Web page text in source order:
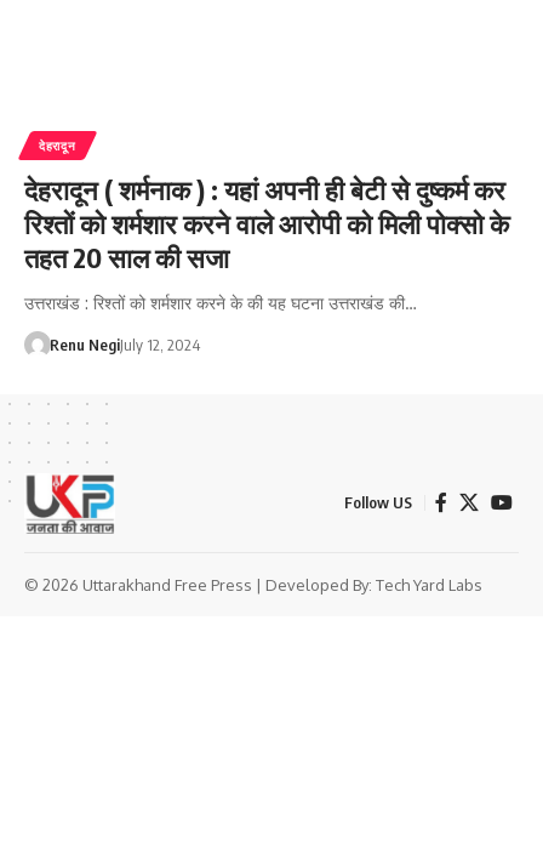
देहरादून
देहरादून ( शर्मनाक ) : यहां अपनी ही बेटी से दुष्कर्म कर
रिश्तों को शर्मशार करने वाले आरोपी को मिली पोक्सो के
तहत 20 साल की सजा
उत्तराखंड : रिश्तों को शर्मशार करने के की यह घटना उत्तराखंड की…
Renu NegiJuly 12, 2024
Follow US
© 2026 Uttarakhand Free Press | Developed By: Tech Yard Labs